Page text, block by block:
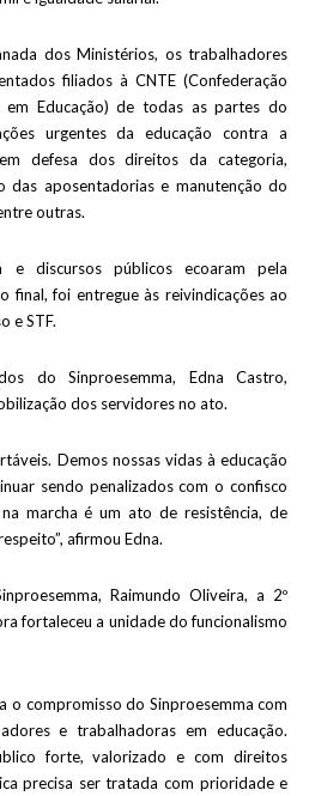
dos Ministérios, os trabalhadores
filiados à CNTE (Confederação
em Educação) de todas as partes do
urgentes da educação contra a
defesa dos direitos da categoria,
aposentadorias e manutenção do
outras.
e discursos públicos ecoaram pela
final, foi entregue às reivindicações ao
e STF.
do Sinproesemma, Edna Castro,
dos servidores no ato.
Demos nossas vidas à educação
sendo penalizados com o confisco
marcha é um ato de resistência, de
afirmou Edna.
Raimundo Oliveira, a 2º
fortaleceu a unidade do funcionalismo
o compromisso do Sinproesemma com
e trabalhadoras em educação.
forte, valorizado e com direitos
precisa ser tratada com prioridade e